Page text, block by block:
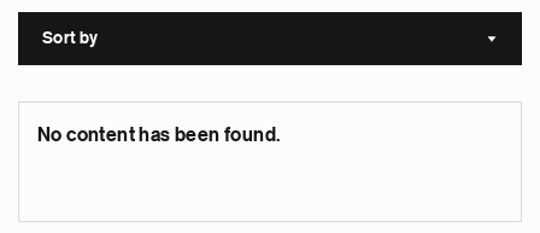
Sort by Sort
No content has been found.